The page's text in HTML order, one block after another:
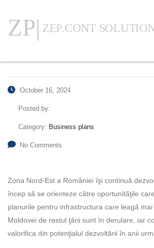
October 16, 2024
Posted by:
Category: Business plans
No Comments
Zona Nord-Est a României îşi continuă
încep să se orien­teze către oportuni­tăţile
planurile pentru infrastructura care leagă
Moldovei de restul ţării sunt în derulare, iar
valorifica din potenţialul dezvoltării în anii